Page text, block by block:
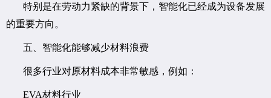
特别是在劳动力紧缺的背景下，智能化已经成为设备发展
的重要方向。
五、智能化能够减少材料浪费
很多行业对原材料成本非常敏感，例如：
EVA材料行业